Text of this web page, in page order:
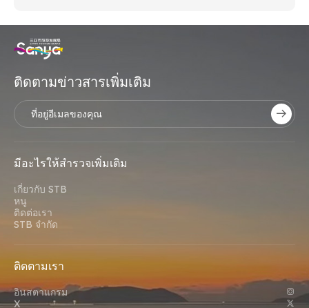
ติดตามข่าวสารเพิ่มเติม
มีอะไรให้สํารวจเพิ่มเติม
เกี่ยวกับ STB
หนู
ติดต่อเรา
STB จํากัด
ติดตามเรา
อินสตาแกรม
X